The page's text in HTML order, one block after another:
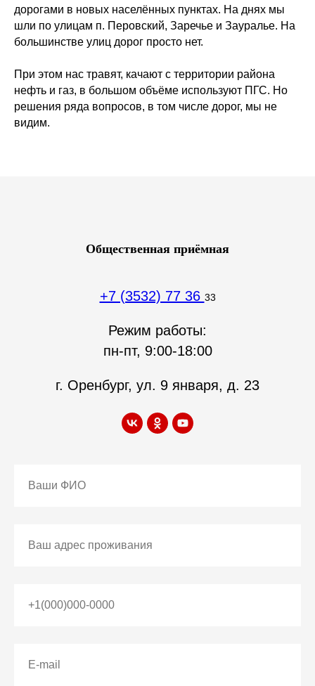
дорогами в новых населённых пунктах. На днях мы
шли по улицам п. Перовский, Заречье и Зауралье. На
большинстве улиц дорог просто нет.
При этом нас травят, качают с территории района
нефть и газ, в большом объёме используют ПГС. Но
решения ряда вопросов, в том числе дорог, мы не
видим.
Общественная приёмная
+7 (3532) 77 36 33
Режим работы:
пн-пт, 9:00-18:00
г. Оренбург, ул. 9 января, д. 23